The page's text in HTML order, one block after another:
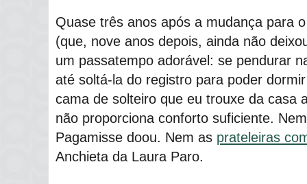
Quase três anos após a mudança para
(que, nove anos depois, ainda não
um passatempo adorável: se pendurar
até soltá-la do registro para poder
cama de solteiro que eu trouxe da casa
não proporciona conforto suficiente.
Pagamisse doou. Nem as prateleiras
Anchieta da Laura Paro.